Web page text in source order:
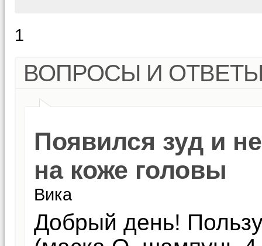
1
ВОПРОСЫ И
Появился зуд и
на коже головы
Вика
Добрый день!